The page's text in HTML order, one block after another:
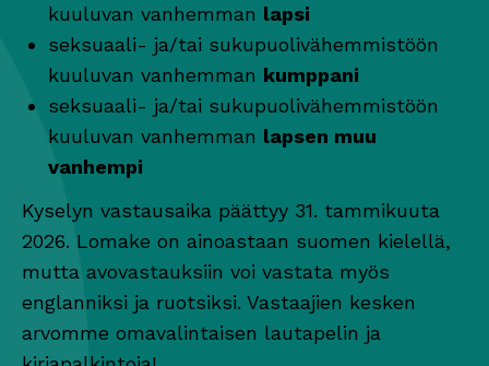
kuuluvan vanhemman lapsi
seksuaali- ja/tai sukupuolivähemmistöön
kuuluvan vanhemman kumppani
seksuaali- ja/tai sukupuolivähemmistöön
kuuluvan vanhemman lapsen muu
vanhempi
Kyselyn vastausaika päättyy 31. tammikuuta
2026. Lomake on ainoastaan suomen kielellä,
mutta avovastauksiin voi vastata myös
englanniksi ja ruotsiksi. Vastaajien kesken
arvomme omavalintaisen lautapelin ja